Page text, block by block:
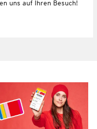
uns auf Ihren Besuch!